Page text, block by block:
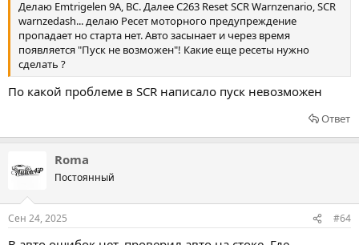
Делаю Emtrigelen 9A, BC. Далее C263 Reset SCR Warnzenario, SCR
warnzedash... делаю Ресет моторного предупреждение
пропадает но старта нет. Авто засынает и через время
появляется "Пуск не возможен"! Какие еще ресеты нужно
сделать ?
По какой проблеме в SCR написало пуск невозможен
Ответ
Roma
Постоянный
Сен 24, 2025 #64